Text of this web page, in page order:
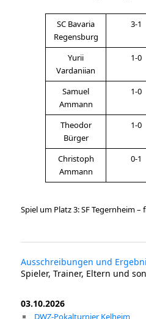
SC Bavaria
Regensburg
3-1
Yurii
Vardaniian
1-0
Samuel
Ammann
1-0
Theodor
Bürger
1-0
Christoph
Ammann
0-1
Spiel um Platz 3: SF Tegernheim –
Ausschreibungen und
Spieler, Trainer, Eltern und
03.10.2026
DWZ-Pokalturnier Kelheim